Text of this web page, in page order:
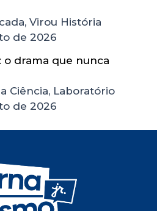
Virou História
de 2026
o drama que nunca
Ciência, Laboratório
de 2026